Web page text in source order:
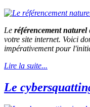
Le référencement naturel
votre site internet. Voici
impérativement pour
Lire la suite...
Le